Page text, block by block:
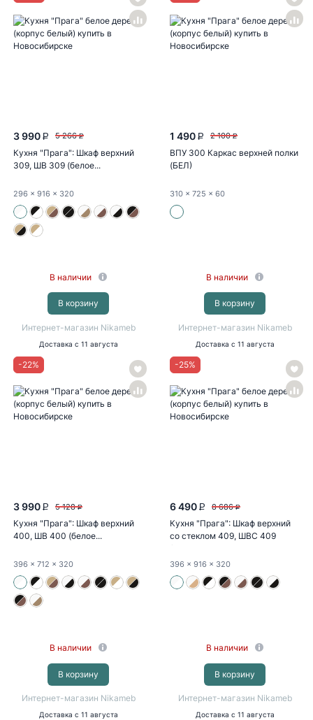
3 990 P 5 266 P
Кухня "Прага": Шкаф верхний
309, ШВ 309 (белое...
296 x 916 x 320
В наличии
В корзину
Интернет-магазин Nikameb
Доставка с 11 августа
1 490 P 2 100 P
ВПУ 300 Каркас верхней полки
(БЕЛ)
310 x 725 x 60
В наличии
В корзину
Интернет-магазин Nikameb
Доставка с 11 августа
-22%
3 990 P 5 128 P
Кухня "Прага": Шкаф верхний
400, ШВ 400 (белое...
396 x 712 x 320
В наличии
В корзину
Интернет-магазин Nikameb
Доставка с 11 августа
-25%
6 490 P 8 686 P
Кухня "Прага": Шкаф верхний
со стеклом 409, ШВС 409
(белое...
396 x 916 x 320
В наличии
В корзину
Интернет-магазин Nikameb
Доставка с 11 августа